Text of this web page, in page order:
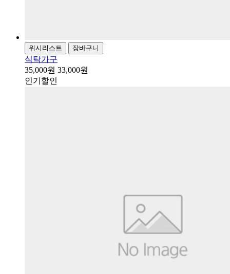
위시리스트 장바구니
식탁가구
35,000원 33,000원
인기 할인